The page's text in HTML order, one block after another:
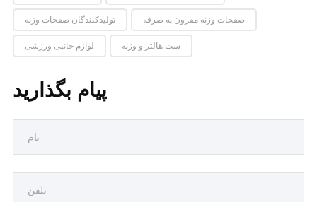
تولیدکنندگان صفحات وزنه صفحات وزنه مقرون به صرفه
لوازم جانبی ورزشی ست هالتر و وزنه
پیام بگذارید